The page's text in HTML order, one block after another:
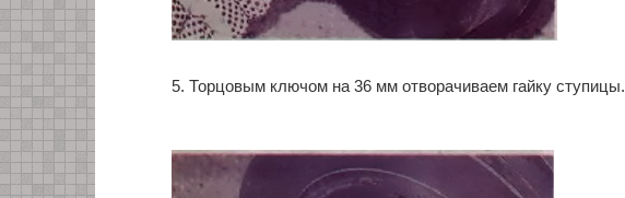
5. Торцовым ключом на 36 мм отворачиваем гайку ступицы.